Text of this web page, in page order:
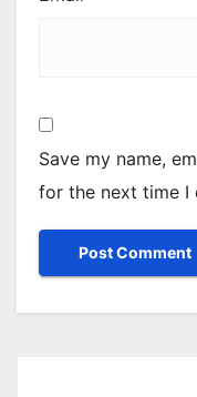
Save my name,
for the next time I